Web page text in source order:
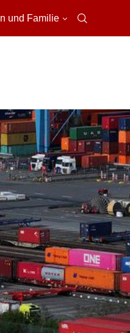
und Familie